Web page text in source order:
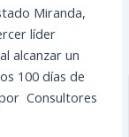
Miranda,
líder
alcanzar un
100 días de
Consultores